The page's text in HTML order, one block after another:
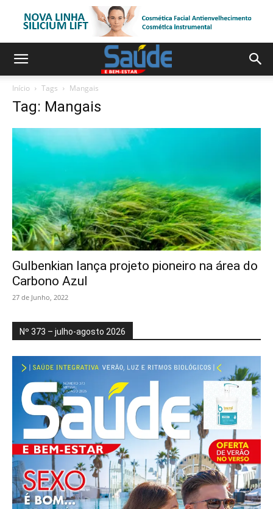
Início Tags Mangais
Tag: Mangais
Gulbenkian lança projeto pioneiro na área do
Carbono Azul
27 de Junho, 2022
Nº 373 – julho-agosto 2026